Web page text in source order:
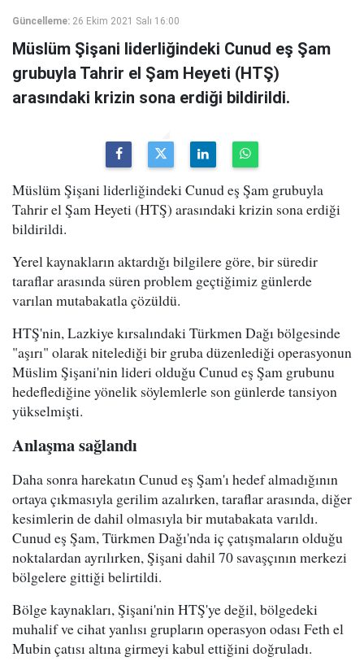
Güncelleme: 26 Ekim 2021 Salı 16:00
Müslüm Şişani liderliğindeki Cunud eş Şam
grubuyla Tahrir el Şam Heyeti (HTŞ)
arasındaki krizin sona erdiği bildirildi.
Müslüm Şişani liderliğindeki Cunud eş Şam grubuyla
Tahrir el Şam Heyeti (HTŞ) arasındaki krizin sona erdiği
bildirildi.
Yerel kaynakların aktardığı bilgilere göre, bir süredir
taraflar arasında süren problem geçtiğimiz günlerde
varılan mutabakatla çözüldü.
HTŞ'nin, Lazkiye kırsalındaki Türkmen Dağı bölgesinde
"aşırı" olarak nitelediği bir gruba düzenlediği operasyonun
Müslim Şişani'nin lideri olduğu Cunud eş Şam grubunu
hedeflediğine yönelik söylemlerle son günlerde tansiyon
yükselmişti.
Anlaşma sağlandı
Daha sonra harekatın Cunud eş Şam'ı hedef almadığının
ortaya çıkmasıyla gerilim azalırken, taraflar arasında, diğer
kesimlerin de dahil olmasıyla bir mutabakata varıldı.
Cunud eş Şam, Türkmen Dağı'nda iç çatışmaların olduğu
noktalardan ayrılırken, Şişani dahil 70 savaşçının merkezi
bölgelere gittiği belirtildi.
Bölge kaynakları, Şişani'nin HTŞ'ye değil, bölgedeki
muhalif ve cihat yanlısı grupların operasyon odası Feth el
Mubin çatısı altına girmeyi kabul ettiğini doğruladı.